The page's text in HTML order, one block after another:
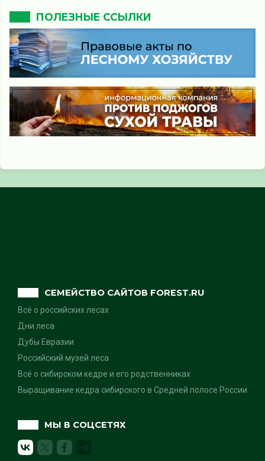
ПОЛЕЗНЫЕ ССЫЛКИ
СЕМЕЙСТВО САЙТОВ FOREST.RU
Всё о российских лесах
Дни леса
Дубы Евразии
Российский музей леса
Всё о сибирском кедре и его родственниках
Выращивание кедра сибирского в Средней полосе России
МЫ В СОЦСЕТЯХ